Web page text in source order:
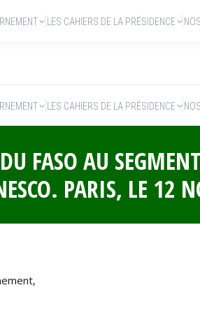
LES CAHIERS DE LA PRÉSIDENCE
FASO AU
PARIS, LE 12
LES CAHIERS DE LA PRÉSIDENCE